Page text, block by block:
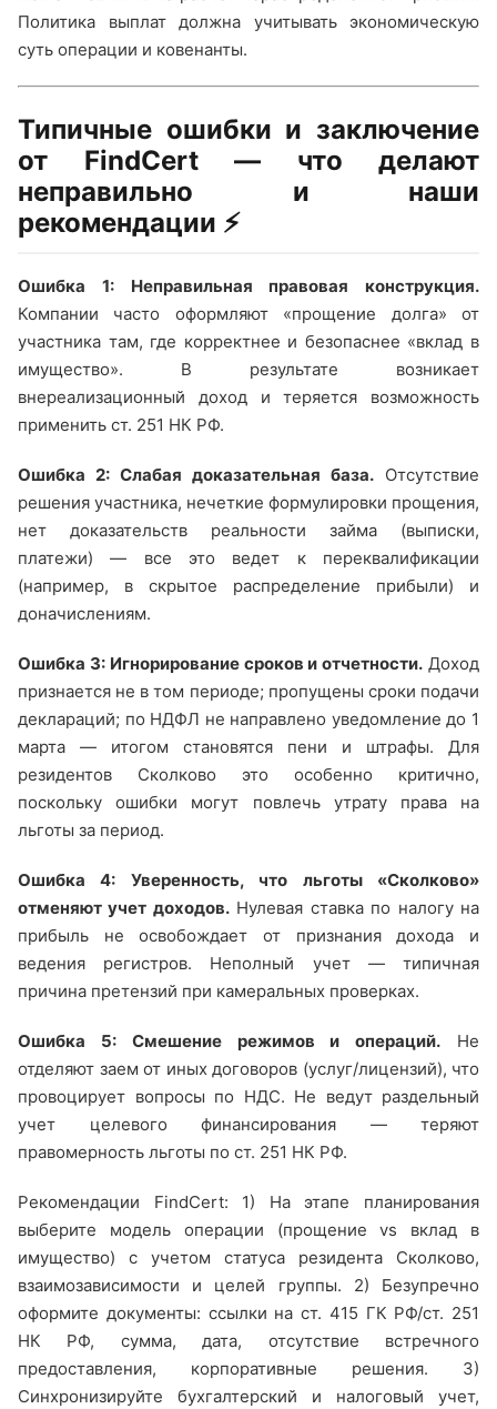
Политика выплат должна учитывать экономическую
суть операции и ковенанты.
Типичные ошибки и заключение
от FindCert — что делают
неправильно и наши
рекомендации ⚡
Ошибка 1: Неправильная правовая конструкция.
Компании часто оформляют «прощение долга» от
участника там, где корректнее и безопаснее «вклад в
имущество». В результате возникает
внереализационный доход и теряется возможность
применить ст. 251 НК РФ.
Ошибка 2: Слабая доказательная база. Отсутствие
решения участника, нечеткие формулировки прощения,
нет доказательств реальности займа (выписки,
платежи) — все это ведет к переквалификации
(например, в скрытое распределение прибыли) и
доначислениям.
Ошибка 3: Игнорирование сроков и отчетности. Доход
признается не в том периоде; пропущены сроки подачи
деклараций; по НДФЛ не направлено уведомление до 1
марта — итогом становятся пени и штрафы. Для
резидентов Сколково это особенно критично,
поскольку ошибки могут повлечь утрату права на
льготы за период.
Ошибка 4: Уверенность, что льготы «Сколково»
отменяют учет доходов.Нулевая ставка по налогу на
прибыль не освобождает от признания дохода и
ведения регистров. Неполный учет — типичная
причина претензий при камеральных проверках.
Ошибка 5: Смешение режимов и операций. Не
отделяют заем от иных договоров (услуг/лицензий), что
провоцирует вопросы по НДС. Не ведут раздельный
учет целевого финансирования — теряют
правомерность льготы по ст. 251 НК РФ.
Рекомендации FindCert: 1) На этапе планирования
выберите модель операции (прощение vs вклад в
имущество) с учетом статуса резидента Сколково,
взаимозависимости и целей группы. 2) Безупречно
оформите документы: ссылки на ст. 415 ГК РФ/ст. 251
НК РФ, сумма, дата, отсутствие встречного
предоставления, корпоративные решения. 3)
Синхронизируйте бухгалтерский и налоговый учет,